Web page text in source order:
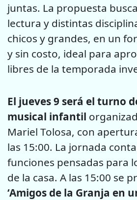
juntas. La propuesta
lectura y distintas
chicos y grandes, en un
y sin costo, ideal para
libres de la temporada
El jueves 9 será el turno
musical infantil
Mariel Tolosa, con
las 15:00. La jornada
funciones pensadas para
de la casa. A las 15:00 se
‘Amigos de la Granja en